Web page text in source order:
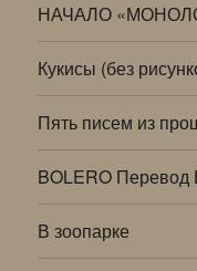
НАЧАЛО
Кукисы (без
Пять писем из
BOLERO
В зоопарке